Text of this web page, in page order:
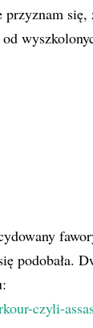
się,
podobała.
czyli-